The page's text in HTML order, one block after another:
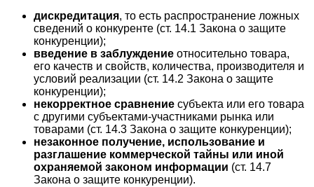
дискредитация, то есть распространение ложных
сведений о конкуренте (ст. 14.1 Закона о защите
конкуренции);
введение в заблуждение относительно товара,
его качеств и свойств, количества, производителя и
условий реализации (ст. 14.2 Закона о защите
конкуренции);
некорректное сравнение субъекта или его товара
с другими субъектами-участниками рынка или
товарами (ст. 14.3 Закона о защите конкуренции);
незаконное получение, использование и
разглашение коммерческой тайны или иной
охраняемой законом информации (ст. 14.7
Закона о защите конкуренции).